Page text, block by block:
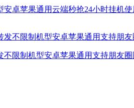
卓苹果通用云端秒抢24小时挂机使
限制机型安卓苹果通用支持朋友